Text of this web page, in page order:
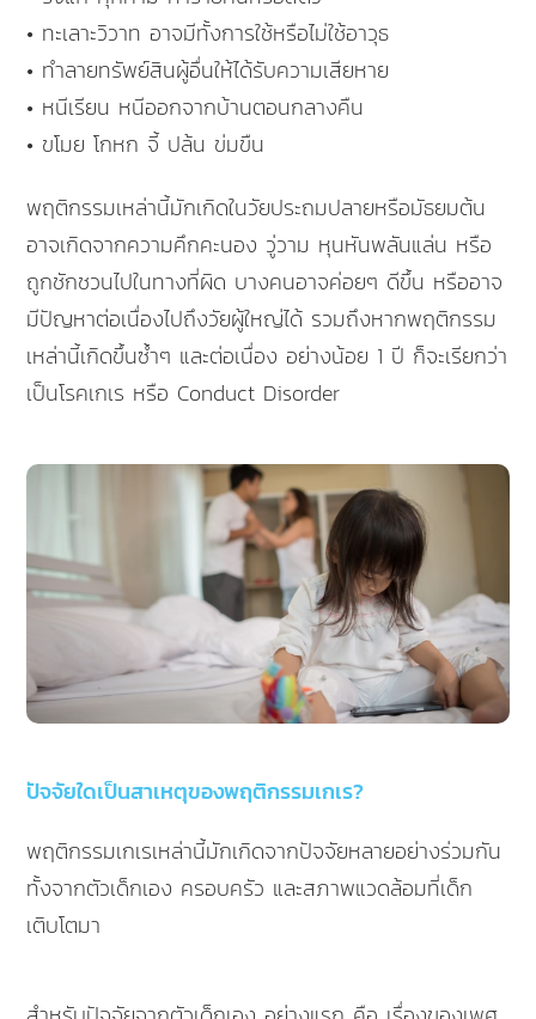
• ทะเลาะวิวาท อาจมีทั้งการใช้หรือไม่ใช้อาวุธ
• ทำลายทรัพย์สินผู้อื่นให้ได้รับความเสียหาย
• หนีเรียน หนีออกจากบ้านตอนกลางคืน
• ขโมย โกหก จี้ ปล้น ข่มขืน
พฤติกรรมเหล่านี้มักเกิดในวัยประถมปลายหรือมัธยมต้น
อาจเกิดจากความคึกคะนอง วู่วาม หุนหันพลันแล่น หรือ
ถูกชักชวนไปในทางที่ผิด บางคนอาจค่อยๆ ดีขึ้น หรืออาจ
มีปัญหาต่อเนื่องไปถึงวัยผู้ใหญ่ได้ รวมถึงหากพฤติกรรม
เหล่านี้เกิดขึ้นซ้ำๆ และต่อเนื่อง อย่างน้อย 1 ปี ก็จะเรียกว่า
เป็นโรคเกเร หรือ Conduct Disorder
ปัจจัยใดเป็นสาเหตุของพฤติกรรมเกเร?
พฤติกรรมเกเรเหล่านี้มักเกิดจากปัจจัยหลายอย่างร่วมกัน
ทั้งจากตัวเด็กเอง ครอบครัว และสภาพแวดล้อมที่เด็ก
เติบโตมา